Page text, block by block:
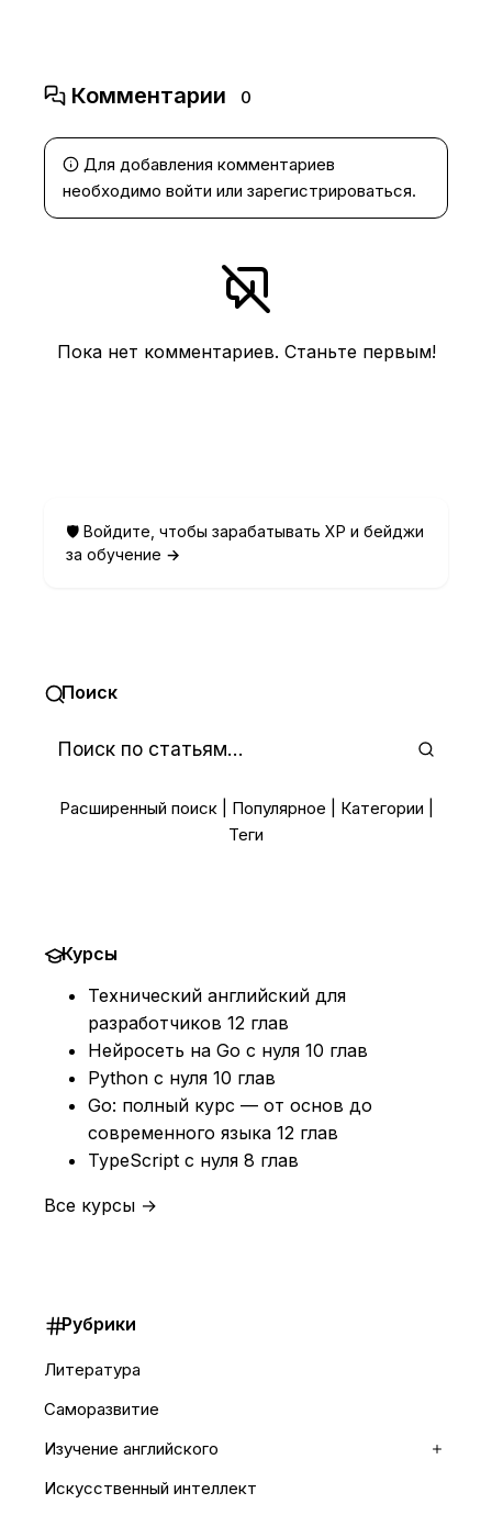
Комментарии 0
Для добавления комментариев
необходимо войти или зарегистрироваться.
Пока нет комментариев. Станьте первым!
🛡️ Войдите, чтобы зарабатывать XP и бейджи
за обучение →
Поиск
Расширенный поиск| Популярное Категории
Теги
Курсы
Технический английский для
разработчиков 12 глав
Нейросеть на Go с нуля 10 глав
Python с нуля 10 глав
Go: полный курс — от основ до
современного языка 12 глав
TypeScript с нуля 8 глав
Все курсы →
Рубрики
Литература
Саморазвитие
Изучение английского
Искусственный интеллект